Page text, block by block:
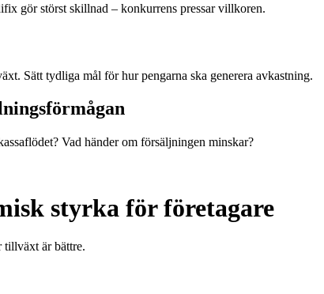
gör störst skillnad – konkurrens pressar villkoren.
Sätt tydliga mål för hur pengarna ska generera avkastning.
Vad händer om försäljningen minskar?
styrka för företagare
tillväxt är bättre.